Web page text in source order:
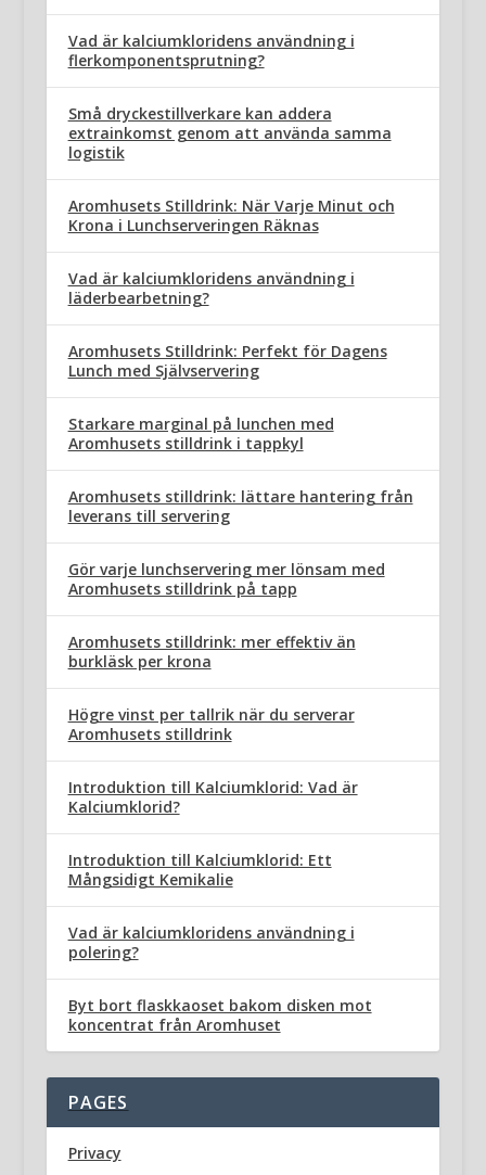
Vad är kalciumkloridens användning i
flerkomponentsprutning?
Små dryckestillverkare kan addera
extrainkomst genom att använda samma
logistik
Aromhusets Stilldrink: När Varje Minut och
Krona i Lunchserveringen Räknas
Vad är kalciumkloridens användning i
läderbearbetning?
Aromhusets Stilldrink: Perfekt för Dagens
Lunch med Självservering
Starkare marginal på lunchen med
Aromhusets stilldrink i tappkyl
Aromhusets stilldrink: lättare hantering från
leverans till servering
Gör varje lunchservering mer lönsam med
Aromhusets stilldrink på tapp
Aromhusets stilldrink: mer effektiv än
burkläsk per krona
Högre vinst per tallrik när du serverar
Aromhusets stilldrink
Introduktion till Kalciumklorid: Vad är
Kalciumklorid?
Introduktion till Kalciumklorid: Ett
Mångsidigt Kemikalie
Vad är kalciumkloridens användning i
polering?
Byt bort flaskkaoset bakom disken mot
koncentrat från Aromhuset
PAGES
Privacy